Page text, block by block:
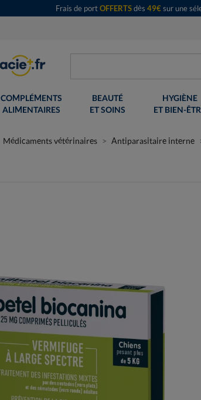
Frais de portOFFERTSdès 49€sur une
COMPLÉMENTS
ALIMENTAIRES
BEAUTÉ
ET SOINS
HYGIÈNE
ET BIEN-
Médicaments vétérinaires Antiparasitaire interne